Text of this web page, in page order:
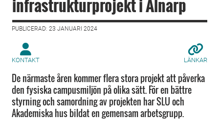
infrastrukturprojekt i Alnarp
PUBLICERAD: 23 JANUARI 2024
KONTAKT LÄNKAR
De närmaste åren kommer flera stora projekt att påverka
den fysiska campusmiljön på olika sätt. För en bättre
styrning och samordning av projekten har SLU och
Akademiska hus bildat en gemensam arbetsgrupp.